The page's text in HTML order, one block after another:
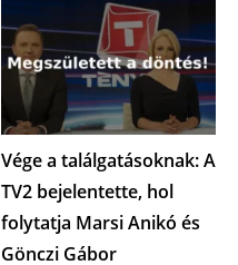
Vége a találgatásoknak: A
TV2 bejelentette, hol
folytatja Marsi Anikó és
Gönczi Gábor